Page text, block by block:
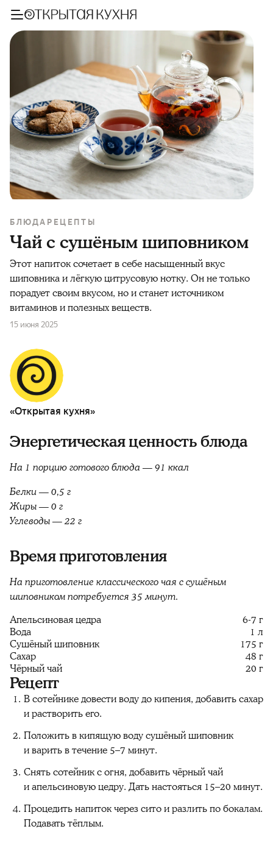
БЛЮДА РЕЦЕПТЫ
Чай с сушёным шиповником
Этот напиток сочетает в себе насыщенный вкус
шиповника и лёгкую цитрусовую нотку. Он не только
порадует своим вкусом, но и станет источником
витаминов и полезных веществ.
15 июня 2025
«Открытая кухня»
Энергетическая ценность блюда
На 1 порцию готового блюда — 91 ккал
Белки — 0,5 г
Жиры — 0 г
Углеводы — 22 г
Время приготовления
На приготовление классического чая с сушёным
шиповником потребуется 35 минут.
Апельсиновая цедра
6-7 г
Вода
1 л
Сушёный шиповник
175 г
Сахар
48 г
Чёрный чай
20 г
Рецепт
В сотейнике довести воду до кипения, добавить сахар
и растворить его.
Положить в кипящую воду сушёный шиповник
и варить в течение 5–7 минут.
Снять сотейник с огня, добавить чёрный чай
и апельсиновую цедру. Дать настояться 15–20 минут.
Процедить напиток через сито и разлить по бокалам.
Подавать тёплым.